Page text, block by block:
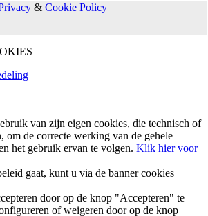
& Cookie Policy
van zijn eigen cookies, die technisch of
om de correcte werking van de gehele
het gebruik ervan te volgen. Klik hier voor
gaat, kunt u via de banner cookies
door op de knop "Accepteren" te
of weigeren door op de knop